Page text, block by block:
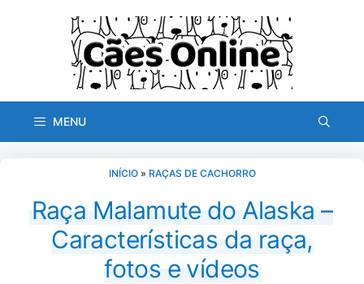
MENU
INÍCIO» RAÇAS DE CACHORRO
Raça Malamute do Alaska –
Características da raça,
fotos e vídeos